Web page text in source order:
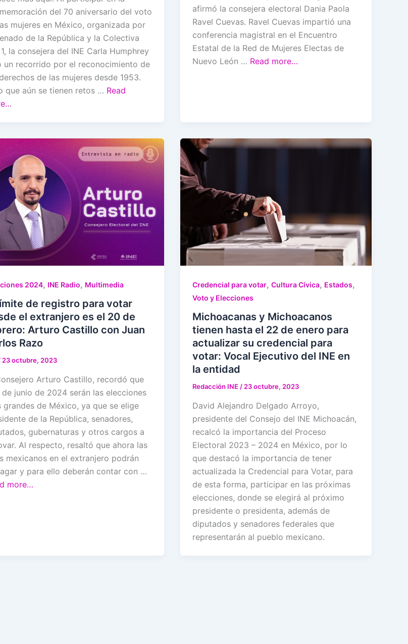
del 70 aniversario del voto
mujeres en México, organizada por
de la República y la Colectiva
la consejera del INE Carla Humphrey
un recorrido por el reconocimiento de
de las mujeres desde 1953.
que aún se tienen retos … Read
afirmó la consejera electoral Dania Paola
Ravel Cuevas. Ravel Cuevas impartió una
conferencia magistral en el Encuentro
Estatal de la Red de Mujeres Electas de
Nuevo León … Read more…
2024, INE Radio, Multimedia
de registro para votar
el extranjero es el 20 de
Arturo Castillo con Juan
Razo
23 octubre, 2023
Arturo Castillo, recordó que
de junio de 2024 serán las elecciones
grandes de México, ya que se elige
de la República, senadores,
gubernaturas y otros cargos a
Al respecto, resaltó que ahora las
mexicanos en el extranjero podrán
y para ello deberán contar con …
more…
Credencial para votar,Cultura Cívica, Estados,
Voto y Elecciones
Michoacanas y Michoacanos
tienen hasta el 22 de enero para
actualizar su credencial para
votar: Vocal Ejecutivo del INE en
la entidad
Redacción INE/23 octubre, 2023
David Alejandro Delgado Arroyo,
presidente del Consejo del INE Michoacán,
recalcó la importancia del Proceso
Electoral 2023 – 2024 en México, por lo
que destacó la importancia de tener
actualizada la Credencial para Votar, para
de esta forma, participar en las próximas
elecciones, donde se elegirá al próximo
presidente o presidenta, además de
diputados y senadores federales que
representarán al pueblo mexicano.